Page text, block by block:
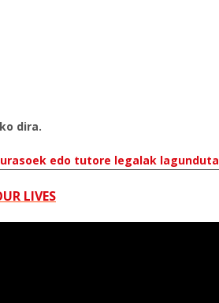
dira.
edo tutore legalak
LIVES